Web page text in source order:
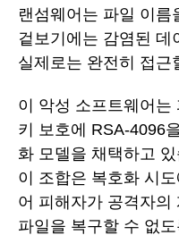
랜섬웨어는 파일 이름
겉보기에는 감염된 데
실제로는 완전히 접근
이 악성 소프트웨어는
키 보호에 RSA-4096
화 모델을 채택하고
이 조합은 복호화 시
어 피해자가 공격자의
파일을 복구할 수 없